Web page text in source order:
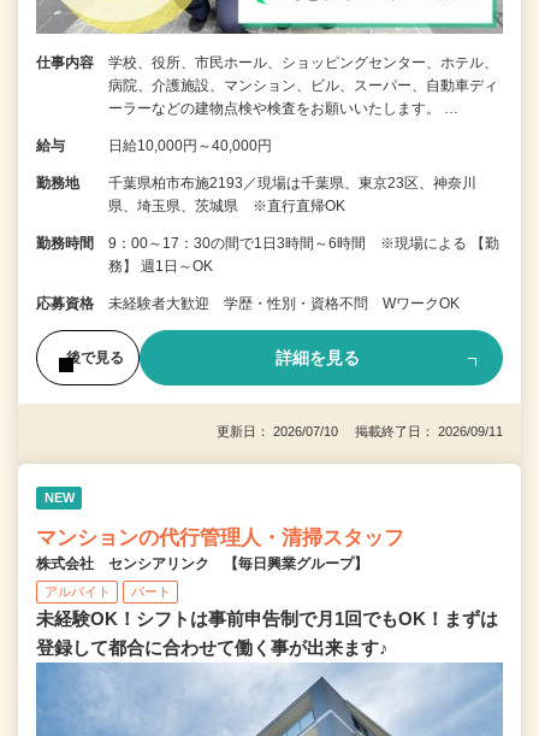
仕事内容
学校、役所、市民ホール、ショッピングセンター、ホテル、
病院、介護施設、マンション、ビル、スーパー、自動車ディ
ーラーなどの建物点検や検査をお願いいたします。 …
給与 日給10,000円～40,000円
勤務地
千葉県柏市布施2193／現場は千葉県、東京23区、神奈川
県、埼玉県、茨城県 ※直行直帰OK
勤務時間
9：00～17：30の間で1日3時間～6時間 ※現場による 【勤
務】 週1日～OK
応募資格 未経験者大歓迎 学歴・性別・資格不問 WワークOK
後で見る 詳細を見る
更新日： 2026/07/10 掲載終了日： 2026/09/11
NEW
マンションの代行管理人・清掃スタッフ
株式会社 センシアリンク 【毎日興業グループ】
アルバイト パート
未経験OK！シフトは事前申告制で月1回でもOK！まずは
登録して都合に合わせて働く事が出来ます♪